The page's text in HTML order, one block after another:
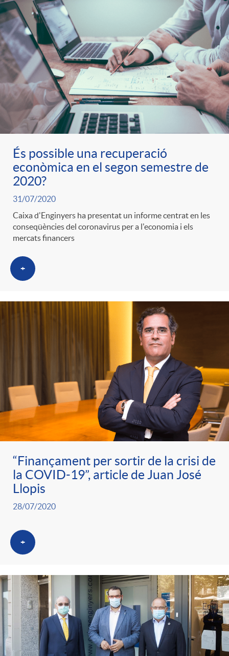
r
o
C
a
t
e
g
o
r
i
g
u
t
s
És possible una recuperació
econòmica en el segon semestre de
2020?
31/07/2020
Caixa d'Enginyers ha presentat un informe centrat en les
conseqüències del coronavirus per a l'economia i els
mercats financers
+
“Finançament per sortir de la crisi de
la COVID-19”, article de Juan José
Llopis
28/07/2020
+